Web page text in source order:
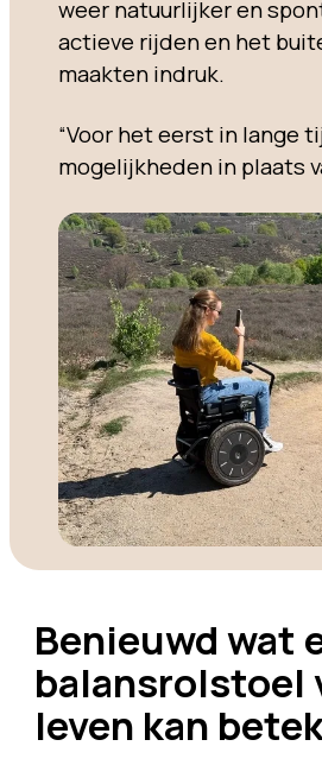
weer natuurlijker en
actieve rijden en het
maakten indruk.
“Voor het eerst in lange
mogelijkheden in plaats
Benieuwd wat
balansrolstoel
leven kan